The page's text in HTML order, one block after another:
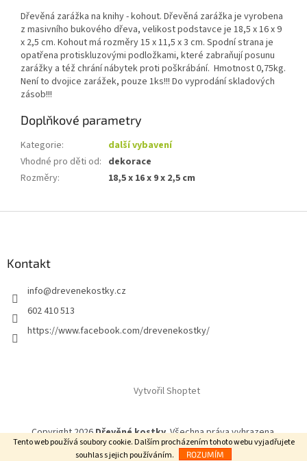
Tento web používá soubory cookie. Dalším procházením tohoto webu vyjadřujete
souhlas s jejich používáním.
ROZUMÍM
Dřevěná zarážka na knihy - kohout. Dřevěná zarážka je vyrobena
z masivního bukového dřeva, velikost podstavce je 18,5 x 16 x 9
x 2,5 cm. Kohout má rozměry 15 x 11,5 x 3 cm. Spodní strana je
opatřena protiskluzovými podložkami, které zabraňují posunu
zarážky a též chrání nábytek proti poškrábání. Hmotnost 0,75kg.
Není to dvojice zarážek, pouze 1ks!!! Do vyprodání skladových
zásob!!!
Doplňkové parametry
Kategorie:
další vybavení
Vhodné pro děti od: dekorace
Rozměry: 18,5 x 16 x 9 x 2,5 cm
Kontakt
info@drevenekostky.cz
602 410 513
https://www.facebook.com/drevenekostky/
Vytvořil Shoptet
Copyright 2026Dřevěné kostky. Všechna práva vyhrazena.